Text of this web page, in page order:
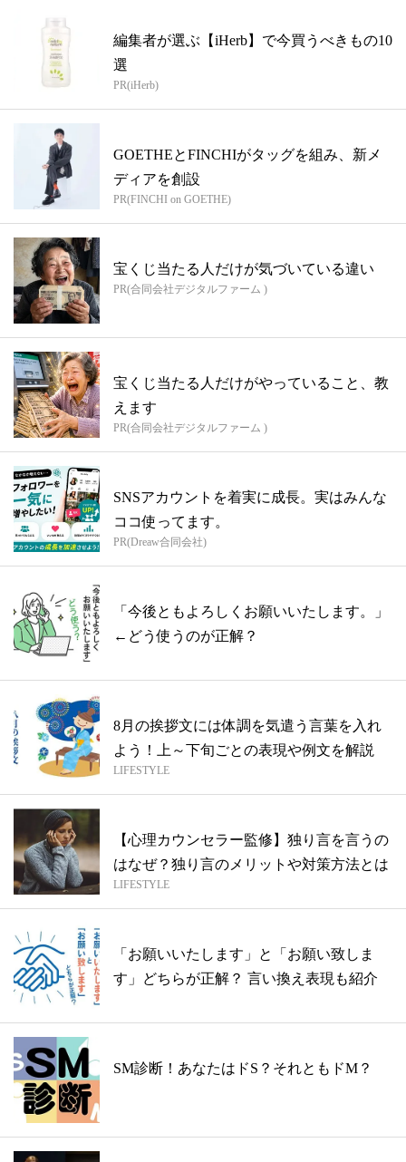
編集者が選ぶ【iHerb】で今買うべきもの10
選
PR(iHerb)
GOETHEとFINCHIがタッグを組み、新メ
ディアを創設
PR(FINCHI on GOETHE)
宝くじ当たる人だけが気づいている違い
PR(合同会社デジタルファーム )
宝くじ当たる人だけがやっていること、教
えます
PR(合同会社デジタルファーム )
SNSアカウントを着実に成長。実はみんな
ココ使ってます。
PR(Dreaw合同会社)
「今後ともよろしくお願いいたします。」
←どう使うのが正解？
8月の挨拶文には体調を気遣う言葉を入れ
よう！上～下旬ごとの表現や例文を解説
LIFESTYLE
【心理カウンセラー監修】独り言を言うの
はなぜ？独り言のメリットや対策方法とは
LIFESTYLE
「お願いいたします」と「お願い致しま
す」どちらが正解？ 言い換え表現も紹介
SM診断！あなたはドS？それともドM？